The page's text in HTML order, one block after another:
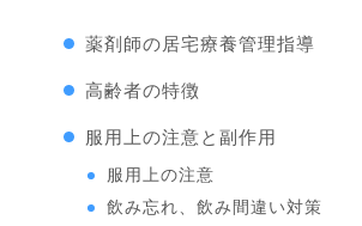
薬剤師の居宅療養管理指導
高齢者の特徴
服用上の注意と副作用
服用上の注意
飲み忘れ、飲み間違い対策